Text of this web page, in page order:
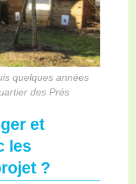
quelques années
des Prés
et
les
?